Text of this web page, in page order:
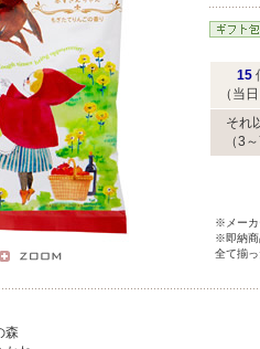
15
（当
それ
（3
※メーカ
※即納商
全て揃
森